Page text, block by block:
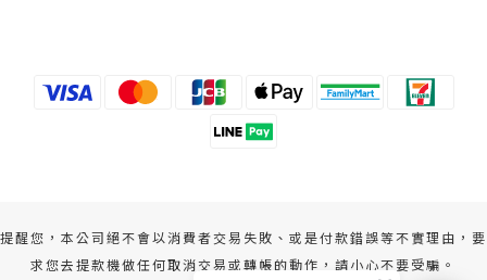
提醒您，本公司絕不會以消費者交易失敗、或是付款錯誤等不實理由，要
求您去提款機做任何取消交易或轉帳的動作，請小心不要受騙。